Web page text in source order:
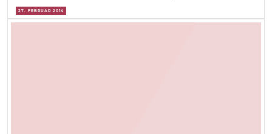
27. FEBRUAR 2014